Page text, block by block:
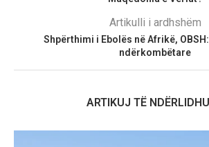
Artikulli i ardhshëm
Shpërthimi i Ebolës në Afrikë,
ndërkombëtare
ARTIKUJ TË